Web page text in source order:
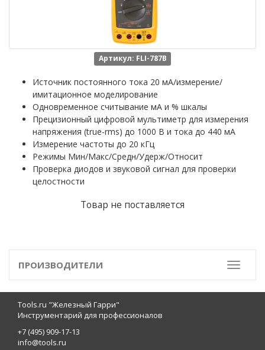
Артикул: FLI-787B
Источник постоянного тока 20 мА/измерение/
имитационное моделирование
Одновременное считывание мА и % шкалы
Прецизионный цифровой мультиметр для измерения
напряжения (true-rms) до 1000 В и тока до 440 мА
Измерение частоты до 20 кГц
Режимы Мин/Макс/Средн/Удерж/Относит
Проверка диодов и звуковой сигнал для проверки
целостности
Товар не поставляется
Toggle
ПРОИЗВОДИТЕЛИ
Tools.ru "Железный Гарри"
Инструментарий для профессионалов
+7 (495) 909-17-13
info@tools.ru